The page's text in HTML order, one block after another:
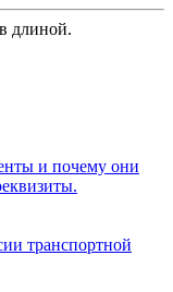
длиной.
и почему они
транспортной